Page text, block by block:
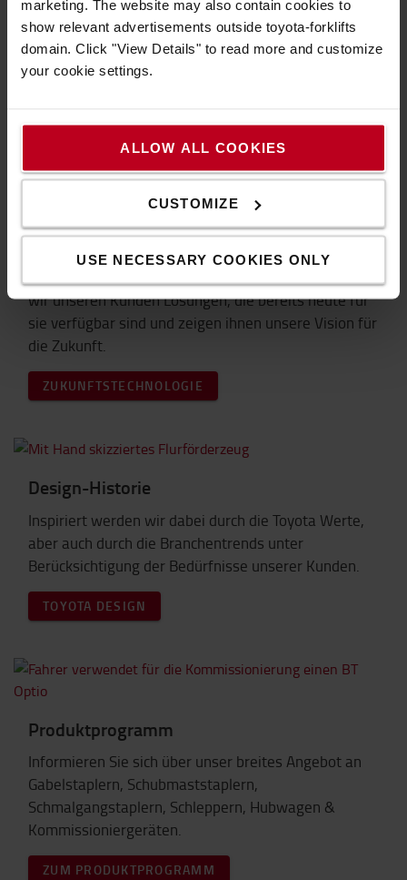
marketing. The website may also contain cookies to
show relevant advertisements outside toyota-forklifts
domain. Click "View Details" to read more and customize
your cookie settings.
ALLOW ALL COOKIES
CUSTOMIZE
USE NECESSARY COOKIES ONLY
Willkommen im Team
Der Schlüssel zu unserem Erfolg liegt darin, immer
mit Menschen zusammenzuarbeiten, die die gleiche
KARRIERE BEI TOYOTA
Zukunftstechnologie
wir unseren Kunden Lösungen, die bereits heute für
sie verfügbar sind und zeigen ihnen unsere Vision für
die Zukunft.
ZUKUNFTSTECHNOLOGIE
Design-Historie
Inspiriert werden wir dabei durch die Toyota Werte,
aber auch durch die Branchentrends unter
Berücksichtigung der Bedürfnisse unserer Kunden.
TOYOTA DESIGN
Produktprogramm
Informieren Sie sich über unser breites Angebot an
Gabelstaplern, Schubmaststaplern,
Schmalgangstaplern, Schleppern, Hubwagen &
Kommissioniergeräten.
ZUM PRODUKTPROGRAMM